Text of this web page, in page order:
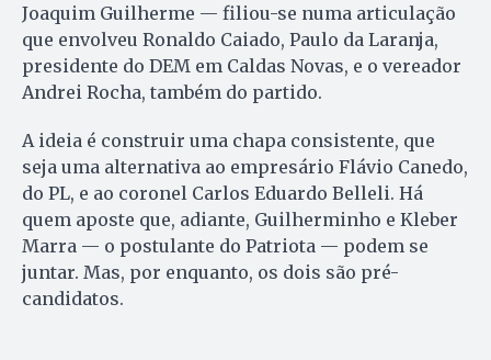
Joaquim Guilherme — filiou-se numa articulação
que envolveu Ronaldo Caiado, Paulo da Laranja,
presidente do DEM em Caldas Novas, e o vereador
Andrei Rocha, também do partido.
A ideia é construir uma chapa consistente, que
seja uma alternativa ao empresário Flávio Canedo,
do PL, e ao coronel Carlos Eduardo Belleli. Há
quem aposte que, adiante, Guilherminho e Kleber
Marra — o postulante do Patriota — podem se
juntar. Mas, por enquanto, os dois são pré-
candidatos.